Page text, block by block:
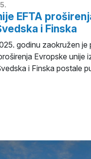
EFTA
i Finska
godinu zaokružen je
Evropske unije
i Finska postale